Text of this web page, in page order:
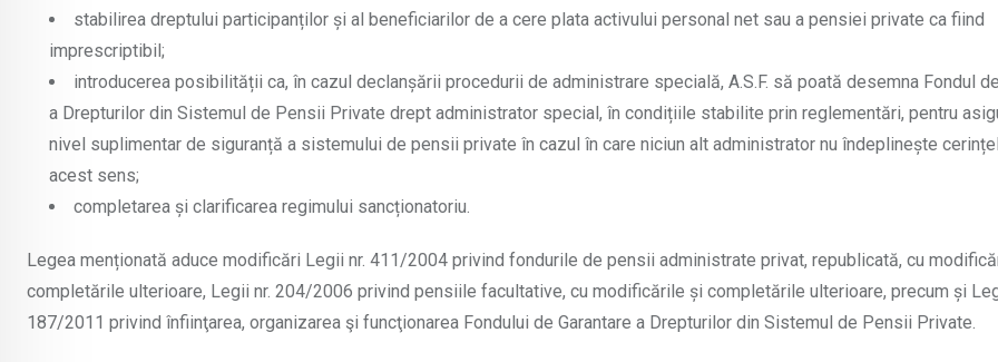
stabilirea dreptului participanților și al beneficiarilor de a cere plata activului personal net sau a pensiei private ca fiind
imprescriptibil;
introducerea posibilității ca, în cazul declanșării procedurii de administrare specială, A.S.F. să poată desemna Fondul
a Drepturilor din Sistemul de Pensii Private drept administrator special, în condițiile stabilite prin reglementări, pentru
nivel suplimentar de siguranță a sistemului de pensii private în cazul în care niciun alt administrator nu îndeplinește
acest sens;
completarea și clarificarea regimului sancționatoriu.
Legea menționată aduce modificări Legii nr. 411/2004 privind fondurile de pensii administrate privat, republicată, cu
completările ulterioare, Legii nr. 204/2006 privind pensiile facultative, cu modificările și completările ulterioare, precum și
187/2011 privind înfiinţarea, organizarea şi funcţionarea Fondului de Garantare a Drepturilor din Sistemul de Pensii Private.